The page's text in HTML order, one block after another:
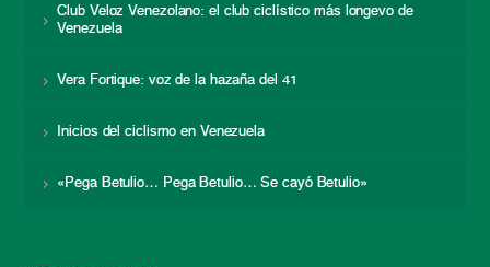
Club Veloz Venezolano: el club ciclístico más longevo de
Venezuela
Vera Fortique: voz de la hazaña del 41
Inicios del ciclismo en Venezuela
«Pega Betulio… Pega Betulio… Se cayó Betulio»